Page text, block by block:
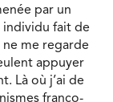
par un
individu fait de
me regarde
appuyer
Là où j’ai de
franco-